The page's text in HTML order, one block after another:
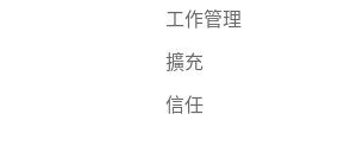
工作管理
擴充
信任